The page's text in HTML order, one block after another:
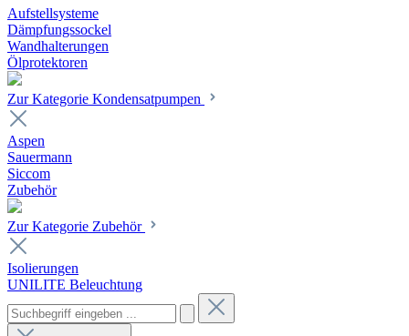
Aufstellsysteme
Dämpfungssockel
Wandhalterungen
Ölprotektoren
Zur Kategorie Kondensatpumpen
Aspen
Sauermann
Siccom
Zubehör
Zur Kategorie Zubehör
Isolierungen
UNILITE Beleuchtung